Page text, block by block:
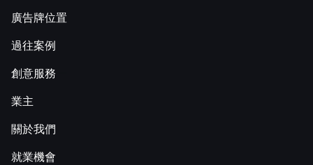
廣告牌位置
過往案例
創意服務
業主
關於我們
就業機會